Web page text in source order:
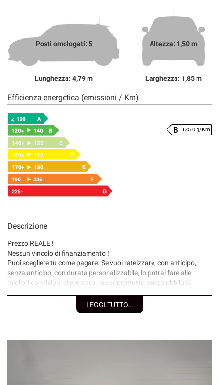
Posti omologati: 5
Lunghezza: 4,79 m
Altezza: 1,50 m
Larghezza: 1,85 m
Efficienza energetica (emissioni / Km)
135.0 g/Km
Descrizione
Prezzo REALE !
Nessun vincolo di finanziamento !
Puoi scegliere tu come pagare. Se vuoi rateizzare, con anticipo,
senza anticipo, con durata personalizzabile, lo potrai fare alle
migliori condizioni di mercato, ma soprattutto senza obblighi.
• Consegna a domicilio;
(privati/ditte individuali/società);
LEGGI TUTTO...